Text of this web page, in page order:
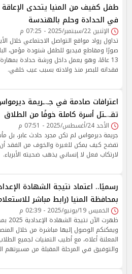
طفل كفيف من المنيا يتحدى
في الحدادة وحلم بالهندسة
الإثنين 22/سبتمبر/2025 - 07:25 م
تداول رواد مواقع التواصل الاجتماعي خلال
صورًا ومقاطع فيديو للطفل شنودة مؤمن،
13 عامًا، وهو يعمل داخل ورشة حدادة
فقدانه للبصر منذ ولادته بسبب عيب خلقي.
اعترافات صادمة في جـ.ـريمة
تقـ.ـتل أسرة كاملة خوفًا من الطلاق
الأحد 24/أغسطس/2025 - 07:51 م
جريمة ديرمواس لم تكن مجرد حادث عابر، بل
تفضح كيف يمكن للغيرة والخوف من الفقد أن
لارتكاب فعل لا إنساني يذهب ضحيته الأبرياء.
بمحافظة المنيا (رابط مباشر
الخميس 19/يونيو/2025 - 02:39 م
ظهرت
ويمكنكم الوصول إليها مباشرة من خلال
المعلنة أعلاه، مع أطيب التمنيات لجميع
والتوفيق في المرحلة المقبلة من مسيرتهم